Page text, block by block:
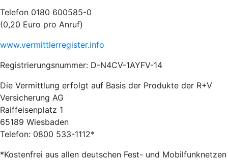
Telefon 0180 600585-0
(0,20 Euro pro Anruf)
www.vermittlerregister.info
Registrierungsnummer: D-N4CV-1AYFV-14
Die Vermittlung erfolgt auf Basis der Produkte der R+V
Versicherung AG
Raiffeisenplatz 1
65189 Wiesbaden
Telefon: 0800 533-1112*
*Kostenfrei aus allen deutschen Fest- und Mobilfunknetzen